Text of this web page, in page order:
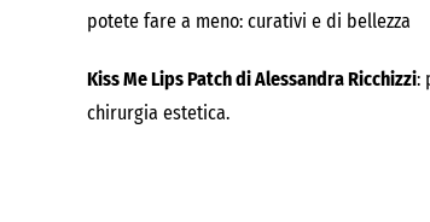
potete fare a meno: curativi e di bellezza
Kiss Me Lips Patch di Alessandra Ricchizzi:
chirurgia estetica.